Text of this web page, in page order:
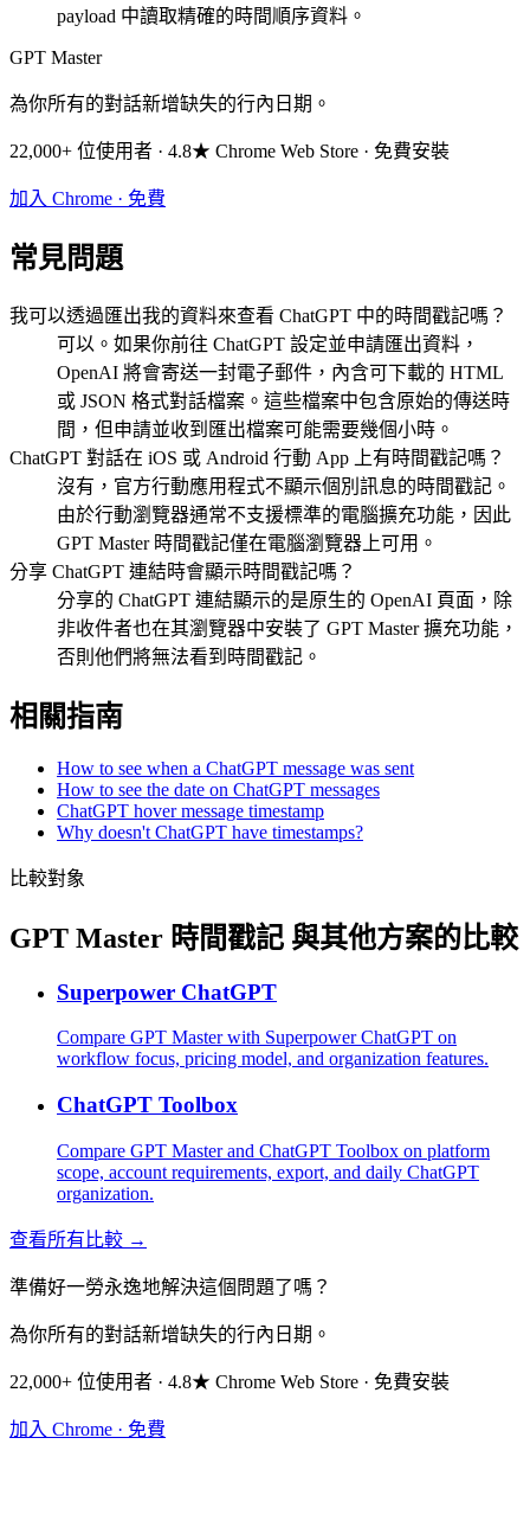
payload 中讀取精確的時間順序資料。
GPT Master
為你所有的對話新增缺失的行內日期。
22,000+ 位使用者 · 4.8★ Chrome Web Store · 免費安裝
加入 Chrome · 免費
常見問題
我可以透過匯出我的資料來查看 ChatGPT 中的時間戳記嗎？
可以。如果你前往 ChatGPT 設定並申請匯出資料，
OpenAI 將會寄送一封電子郵件，內含可下載的 HTML
或 JSON 格式對話檔案。這些檔案中包含原始的傳送時
間，但申請並收到匯出檔案可能需要幾個小時。
ChatGPT 對話在 iOS 或 Android 行動 App 上有時間戳記嗎？
沒有，官方行動應用程式不顯示個別訊息的時間戳記。
由於行動瀏覽器通常不支援標準的電腦擴充功能，因此
GPT Master 時間戳記僅在電腦瀏覽器上可用。
分享 ChatGPT 連結時會顯示時間戳記嗎？
分享的 ChatGPT 連結顯示的是原生的 OpenAI 頁面，除
非收件者也在其瀏覽器中安裝了 GPT Master 擴充功能，
否則他們將無法看到時間戳記。
相關指南
How to see when a ChatGPT message was sent
How to see the date on ChatGPT messages
ChatGPT hover message timestamp
Why doesn't ChatGPT have timestamps?
比較對象
GPT Master 時間戳記 與其他方案的比較
Superpower ChatGPT
Compare GPT Master with Superpower ChatGPT on
workflow focus, pricing model, and organization features.
ChatGPT Toolbox
Compare GPT Master and ChatGPT Toolbox on platform
scope, account requirements, export, and daily ChatGPT
organization.
查看所有比較 →
準備好一勞永逸地解決這個問題了嗎？
為你所有的對話新增缺失的行內日期。
22,000+ 位使用者 · 4.8★ Chrome Web Store · 免費安裝
加入 Chrome · 免費